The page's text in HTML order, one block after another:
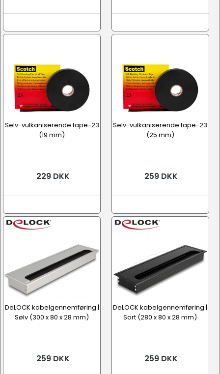
Selv-vulkaniserende tape-23
(19 mm)
229 DKK
Selv-vulkaniserende tape-23
(25 mm)
259 DKK
DeLOCK kabelgennemføring |
Sølv (300 x 80 x 28 mm)
259 DKK
DeLOCK kabelgennemføring |
Sort (280 x 80 x 28 mm)
259 DKK